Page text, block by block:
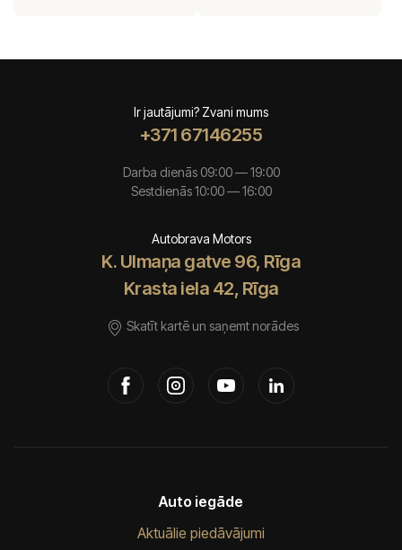
Ir jautājumi? Zvani mums
+371 67146255
Darba dienās 09:00 — 19:00
Sestdienās 10:00 — 16:00
Autobrava Motors
K. Ulmaņa gatve 96, Rīga
Krasta iela 42, Rīga
Skatīt kartē un saņemt norādes
Auto iegāde
Aktuālie piedāvājumi